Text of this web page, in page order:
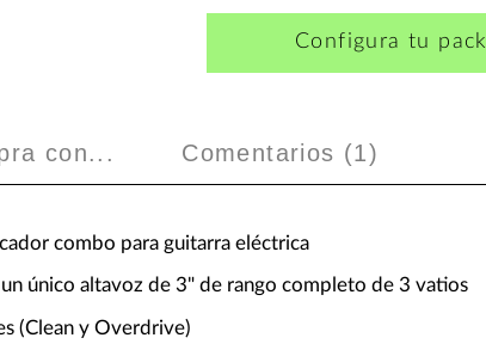
Configura tu pack
con... Comentarios (1)
combo para guitarra eléctrica
un único altavoz de 3" de rango completo de 3 vatios
(Clean y Overdrive)